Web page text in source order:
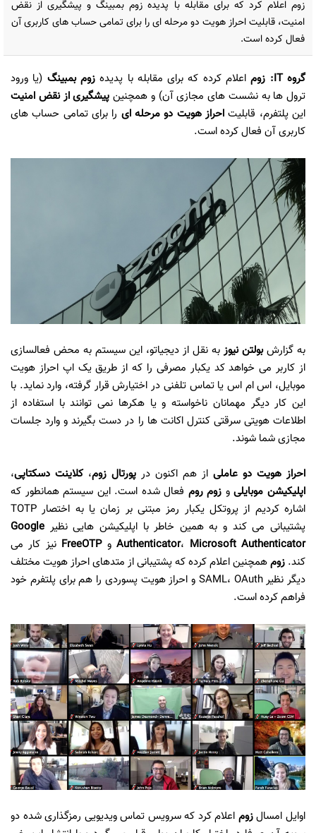
زوم اعلام کرد که برای مقابله با پدیده زوم بمبینگ و پیشگیری از نقض
امنیت، قابلیت احراز هویت دو مرحله ای را برای تمامی حساب های کاربری آن
فعال کرده است.
گروه IT: زوم اعلام کرده که برای مقابله با پدیدهزوم بمبینگ (یا ورود
ترول ها به نشست های مجازی آن) و همچنین پیشگیری از نقض امنیت
این پلتفرم، قابلیتاحراز هویت دو مرحله ای را برای تمامی حساب های
کاربری آن فعال کرده است.
به گزارشبولتن نیوز به نقل از دیجیاتو، این سیستم به محض فعالسازی
از کاربر می خواهد کد یکبار مصرفی را که از طریق یک اپ احراز هویت
موبایل، اس ام اس یا تماس تلفنی در اختیارش قرار گرفته، وارد نماید. با
این کار دیگر مهمانان ناخواسته و یا هکرها نمی توانند با استفاده از
اطلاعات هویتی سرقتی کنترل اکانت ها را در دست بگیرند و وارد جلسات
مجازی شما شوند.
احراز هویت دو عاملی از هم اکنون در پورتال زوم، کلاینت دسکتاپی،
اپلیکیشن موبایلیو زوم روم فعال شده است. این سیستم همانطور که
اشاره کردیم از پروتکل یکبار رمز مبتنی بر زمان یا به اختصار TOTP
پشتیبانی می کند و به همین خاطر با اپلیکیشن هایی نظیر Google
Authenticator، Microsoft Authenticator و FreeOTP
نیز کار می
کند. زومهمچنین اعلام کرده که پشتیبانی از متدهای احراز هویت مختلف
دیگر نظیر SAML، OAuth و احراز هویت پسوردی را هم برای پلتفرم خود
فراهم کرده است.
اوایل امسالزوم اعلام کرد که سرویس تماس ویدیویی رمزگذاری شده دو